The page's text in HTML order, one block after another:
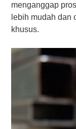
menganggap
lebih mudah dan
khusus.